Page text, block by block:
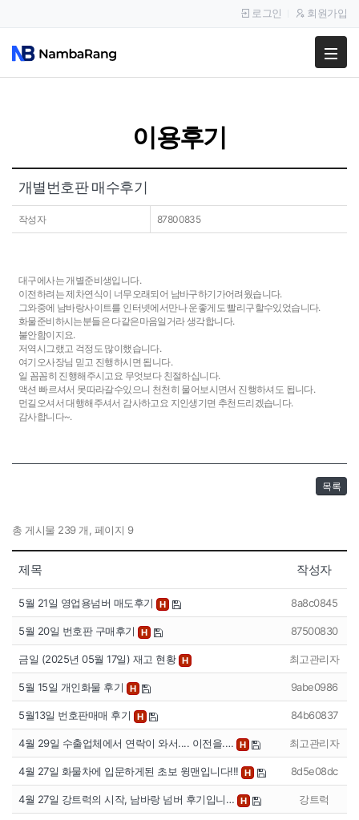
팔고
공지사항
이용후기
로그인 회원가입
이용후기
개별번호판 매수후기
작성자 87800835
대구에사는 개별준비생입니다.
이전하려는 제차연식이 너무오래되어 남바구하기가어려웠습니다.
그와중에 남바랑사이트를 인터넷에서만나 운좋게도 빨리구할수있었습니다.
화물준비하시는분들은 다같은마음일거라 생각합니다.
불안함이지요.
저역시그랬고 걱정도 많이했습니다.
여기오사장님 믿고 진행하시면 됩니다.
일 꼼꼼히 진행해주시고요 무엇보다 친절하십니다.
액션 빠르셔서 못따라갈수있으니 천천히 물어보시면서 진행하셔도 됩니다.
먼길오셔서 대행해주셔서 감사하고요 지인생기면 추천드리겠습니다.
감사합니다~.
목록
총 게시물 239 개, 페이지 9
제목 작성자
5월 21일 영업용넘버 매도후기 H 8a8c0845
5월 20일 번호판 구매후기 H 87500830
금일 (2025년 05월 17일) 재고 현황 H 최고관리자
5월 15일 개인화물 후기 H 9abe0986
5월13일 번호판매매 후기 H 84b60837
4월 29일 수출업체에서 연락이 와서.... 이전을.… H 최고관리자
4월 27일 화물차에 입문하게된 초보 윙맨입니다!!! H 8d5e08dc
4월 27일 강트럭의 시작, 남바랑 넘버 후기입니… H 강트럭